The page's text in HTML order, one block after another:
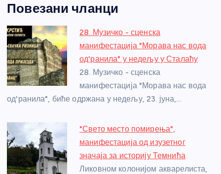
c
e
b
o
o
k
ss
e
n
g
er
itt
er
er at
s
A
p
p
a
g
e
e
st
Повезани чланци
28. Музичко - сценска
манифестација "Морава нас вода
од'ранила" у недељу у Сталаћу
28. Музичко - сценска
манифестација "Морава нас вода
од'ранила", биће одржана у недељу, 23. јуна,…
"Свето место помирења",
манифестација од изузетног
значаја за историју Темнића
Ликовном колонијом акварелиста,